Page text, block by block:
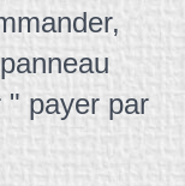
" payer par